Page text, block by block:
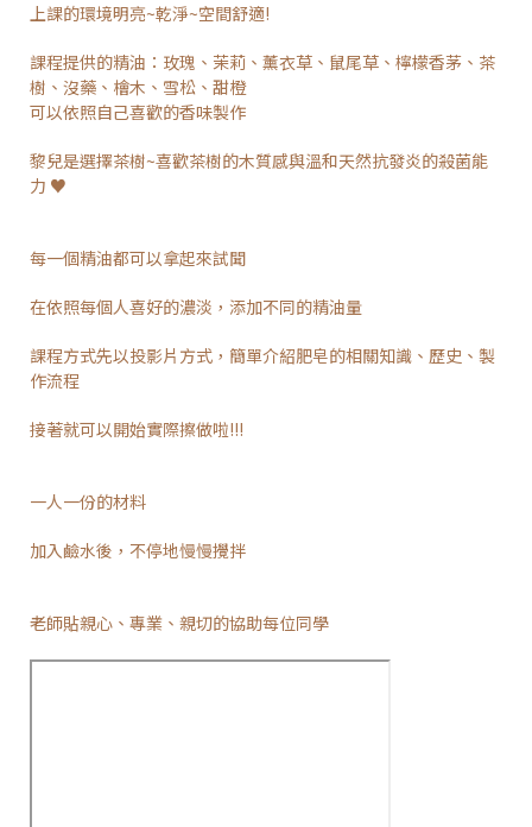
上課的環境明亮~乾淨~空間舒適!
課程提供的精油：玫瑰、茉莉、薰衣草、鼠尾草、檸檬香茅、茶
樹、沒藥、檜木、雪松、甜橙
可以依照自己喜歡的香味製作
黎兒是選擇茶樹~喜歡茶樹的木質感與溫和天然抗發炎的殺菌能
力 ♥
每一個精油都可以拿起來試聞
在依照每個人喜好的濃淡，添加不同的精油量
課程方式先以投影片方式，簡單介紹肥皂的相關知識、歷史、製
作流程
接著就可以開始實際擦做啦!!!
一人一份的材料
加入鹼水後，不停地慢慢攪拌
老師貼親心、專業、親切的協助每位同學